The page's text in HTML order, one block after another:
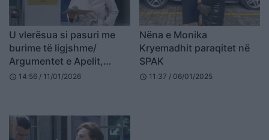
U vlerësua si pasuri me
burime të ligjshme/
Argumentet e Apelit,
BIRN: Si u hoq nga
schedule 14:56 / 11/01/2026
Nëna e Monika
Kryemadhit paraqitet në
SPAK
schedule 11:37 / 06/01/2025